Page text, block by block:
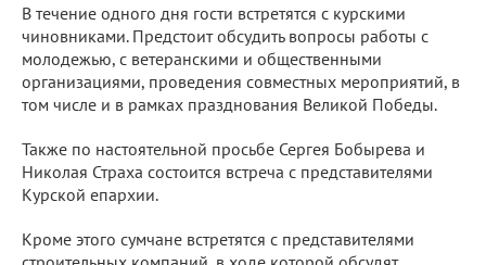
В течение одного дня гости встретятся с курскими
чиновниками. Предстоит обсудить вопросы работы с
молодежью, с ветеранскими и общественными
организациями, проведения совместных мероприятий, в
том числе и в рамках празднования Великой Победы.
Также по настоятельной просьбе Сергея Бобырева и
Николая Страха состоится встреча с представителями
Курской епархии.
Кроме этого сумчане встретятся с представителями